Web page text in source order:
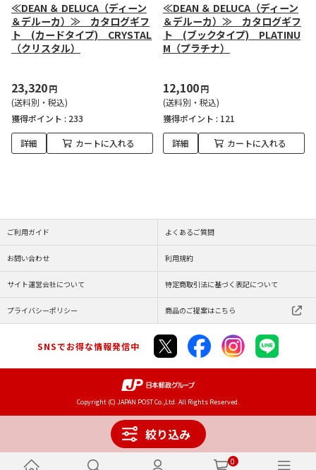
0
絞り込み
≪DEAN ＆ DELUCA（ディーン
＆デルーカ）≫ カタログギフ
ト (カードタイプ) CRYSTAL
（クリスタル）
23,320円
(送料別・税込)
獲得ポイント : 233
詳細 カートに入れる
≪DEAN ＆ DELUCA（ディーン
＆デルーカ）≫ カタログギフ
ト (ブックタイプ) PLATINU
M（プラチナ）
12,100円
(送料別・税込)
獲得ポイント : 121
詳細 カートに入れる
ご利用ガイド よくあるご質問
お問い合わせ 利用規約
サイト運営会社について 特定商取引法に基づく表記について
プライバシーポリシー 商品のご提案はこちら
SNSでお得な情報発信中
Copyright (C) JAPAN POST Co.,Ltd. All Rights Reserved.